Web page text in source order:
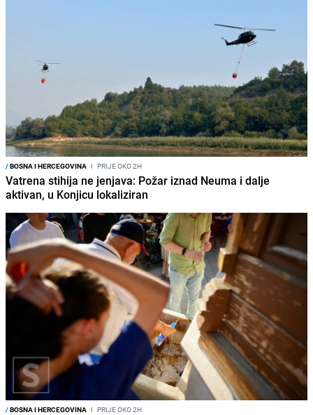
/BOSNA I HERCEGOVINA I PRIJE OKO 2H
Vatrena stihija ne jenjava: Požar iznad Neuma i dalje
aktivan, u Konjicu lokaliziran
/BOSNA I HERCEGOVINA I PRIJE OKO 2H